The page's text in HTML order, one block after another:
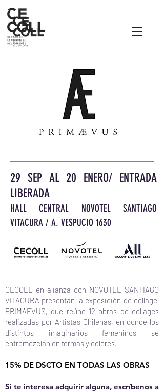
29 SEP AL 20 ENERO/ ENTRADA
LIBERADA
HALL CENTRAL NOVOTEL SANTIAGO
VITACURA / A. VESPUCIO 1630
CECOLL en alianza con NOVOTEL SANTIAGO
VITACURA presentan la exposición de collage
PRIMAEVUS, que reúne 12 obras de collages
realizadas por Artistas Chilenas, en donde los
distintos imaginarios femeninos se
entremezclan en formas y colores.
15% DE DSCTO EN TODAS LAS OBRAS
Si te interesa adquirir alguna, escríbenos a